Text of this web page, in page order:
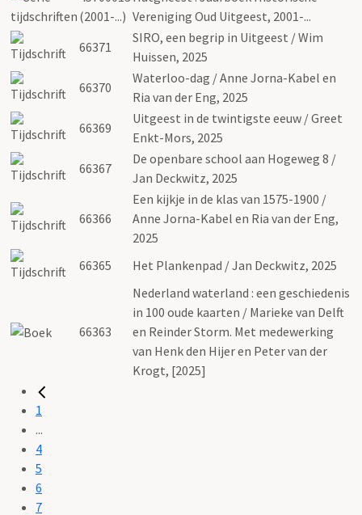
(2001-...) Vereniging Oud Uitgeest, 2001-...
66371
SIRO, een begrip in Uitgeest / Wim
Huissen, 2025
66370
Waterloo-dag / Anne Jorna-Kabel en
Ria van der Eng, 2025
66369
Uitgeest in de twintigste eeuw / Greet
Enkt-Mors, 2025
66367
De openbare school aan Hogeweg 8 /
Jan Deckwitz, 2025
66366
Een kijkje in de klas van 1575-1900 /
Anne Jorna-Kabel en Ria van der Eng,
2025
66365
Het Plankenpad / Jan Deckwitz, 2025
66363
Nederland waterland : een geschiedenis
in 100 oude kaarten / Marieke van Delft
en Reinder Storm. Met medewerking
van Henk den Hijer en Peter van der
Krogt, [2025]
1
...
4
5
6
7